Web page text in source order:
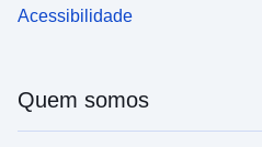
Acessibilidade
Quem somos